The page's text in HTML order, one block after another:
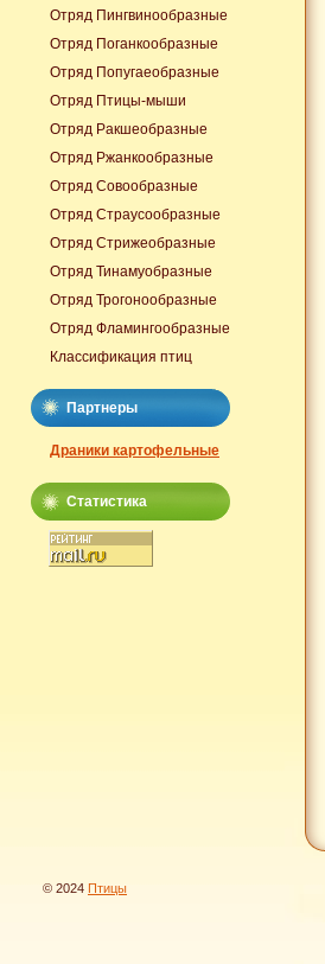
Отряд Пингвинообразные
Отряд Поганкообразные
Отряд Попугаеобразные
Отряд Птицы-мыши
Отряд Ракшеобразные
Отряд Ржанкообразные
Отряд Совообразные
Отряд Страусообразные
Отряд Стрижеобразные
Отряд Тинамуобразные
Отряд Трогонообразные
Отряд Фламингообразные
Классификация птиц
Партнеры
Драники картофельные
Статистика
© 2024 Птицы